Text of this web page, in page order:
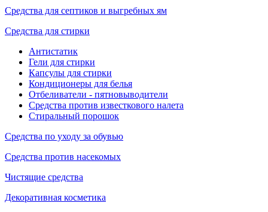
Средства для септиков и выгребных ям
Средства для стирки
Антистатик
Гели для стирки
Капсулы для стирки
Кондиционеры для белья
Отбеливатели - пятновыводители
Средства против известкового налета
Стиральный порошок
Средства по уходу за обувью
Средства против насекомых
Чистящие средства
Декоративная косметика